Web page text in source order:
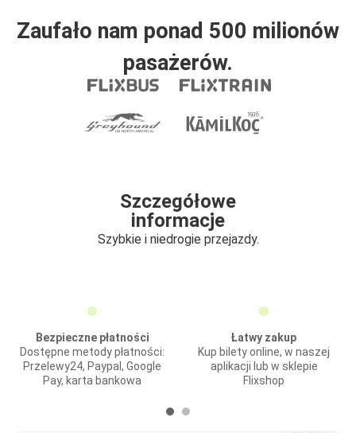
Zaufało nam ponad 500 milionów
pasażerów.
Szczegółowe
informacje
Szybkie i niedrogie przejazdy.
Bezpieczne płatności
Dostępne metody płatności:
Przelewy24, Paypal, Google
Pay, karta bankowa
Łatwy zakup
Kup bilety online, w naszej
aplikacji lub w sklepie
Flixshop